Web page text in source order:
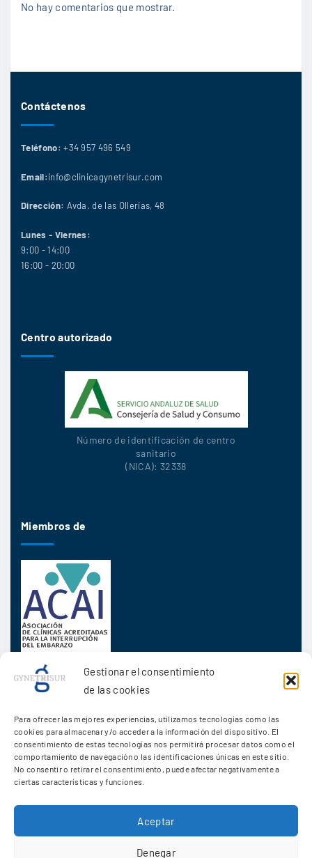
Gestionar el consentimiento
de las cookies
Para ofrecer las mejores experiencias, utilizamos tecnologías como las
cookies para almacenar y/o acceder a la información del dispositivo. El
consentimiento de estas tecnologías nos permitirá procesar datos como el
comportamiento de navegación o las identificaciones únicas en este sitio.
No consentir o retirar el consentimiento, puede afectar negativamente a
ciertas características y funciones.
Aceptar
Denegar
No hay comentarios que mostrar.
Contáctenos
Teléfono: +34 957 496 549
Email:info@clinicagynetrisur.com
Dirección: Avda. de las Ollerías, 48
Lunes - Viernes:
9:00 - 14:00
16:00 - 20:00
Centro autorizado
Número de identificación de centro
sanitario
(NICA): 32338
Miembros de
Acerca de
Trabaja con nosotros
Aviso Legal y Política de Privacidad